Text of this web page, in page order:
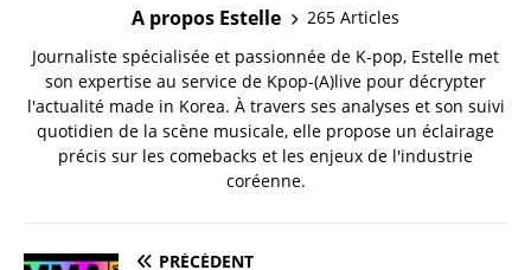
A propos Estelle
265 Articles
Journaliste spécialisée et passionnée de K-pop, Estelle met
son expertise au service de Kpop-(A)live pour décrypter
l'actualité made in Korea. À travers ses analyses et son suivi
quotidien de la scène musicale, elle propose un éclairage
précis sur les comebacks et les enjeux de l'industrie
coréenne.
PRÉCÉDENT